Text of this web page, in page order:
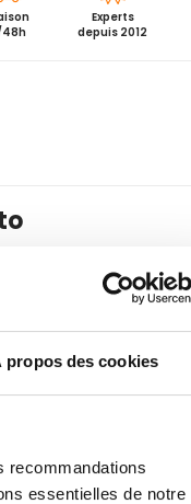
propos des cookies
recommandations
essentielles de notre
Experts
depuis 2012